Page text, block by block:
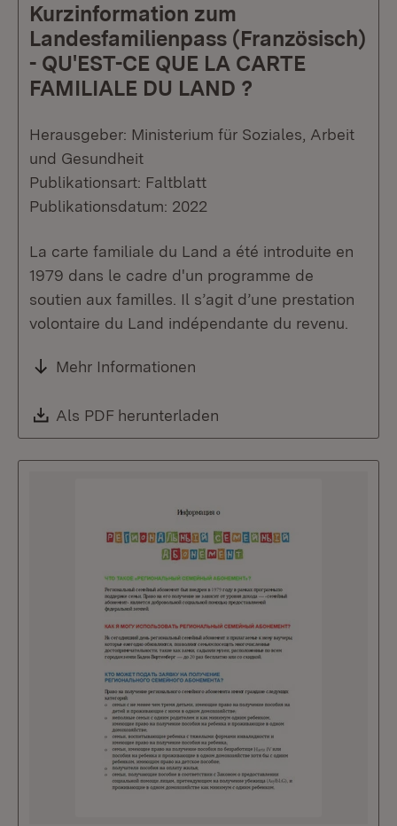
Kurzinformation zum
Landesfamilienpass (Französisch)
- QU'EST-CE QUE LA CARTE
FAMILIALE DU LAND ?
Herausgeber: Ministerium für Soziales, Arbeit
und Gesundheit
Publikationsart: Faltblatt
Publikationsdatum: 2022
La carte familiale du Land a été introduite en
1979 dans le cadre d'un programme de
soutien aux familles. Il s’agit d’une prestation
volontaire du Land indépendante du revenu.
Mehr Informationen
Download:
Als PDF herunterladen